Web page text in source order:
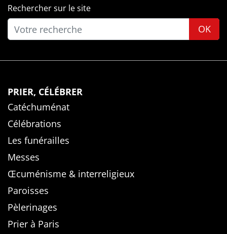
Rechercher sur le site
OK
PRIER, CÉLÉBRER
Catéchuménat
Célébrations
Les funérailles
Messes
Œcuménisme & interreligieux
Paroisses
Pèlerinages
Prier à Paris